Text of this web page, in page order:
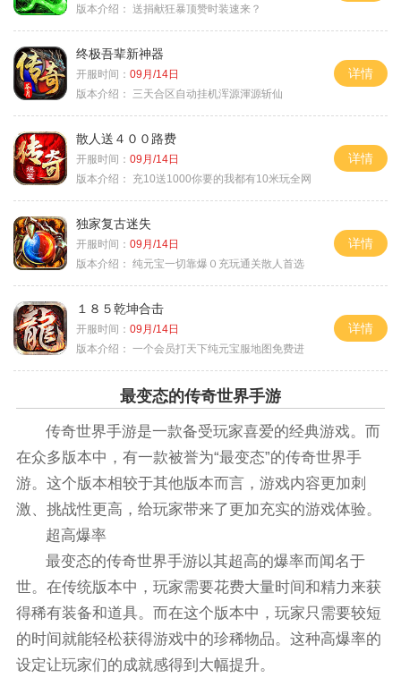
版本介绍： 送捐献狂暴顶赞时装速来？
终极吾辈新神器
开服时间： 09月/14日
版本介绍：
三天合区自动挂机浑源渾源斩仙
详情
散人送４００路费
开服时间： 09月/14日
版本介绍：
充10送1000你要的我都有10米玩全网
详情
独家复古迷失
开服时间： 09月/14日
版本介绍： 纯元宝一切靠爆０充玩通关散人首选
详情
１８５乾坤合击
开服时间： 09月/14日
版本介绍： 一个会员打天下纯元宝服地图免费进
详情
最变态的传奇世界手游
传奇世界手游是一款备受玩家喜爱的经典游戏。而
在众多版本中，有一款被誉为“最变态”的传奇世界手
游。这个版本相较于其他版本而言，游戏内容更加刺
激、挑战性更高，给玩家带来了更加充实的游戏体验。
超高爆率
最变态的传奇世界手游以其超高的爆率而闻名于
世。在传统版本中，玩家需要花费大量时间和精力来获
得稀有装备和道具。而在这个版本中，玩家只需要较短
的时间就能轻松获得游戏中的珍稀物品。这种高爆率的
设定让玩家们的成就感得到大幅提升。